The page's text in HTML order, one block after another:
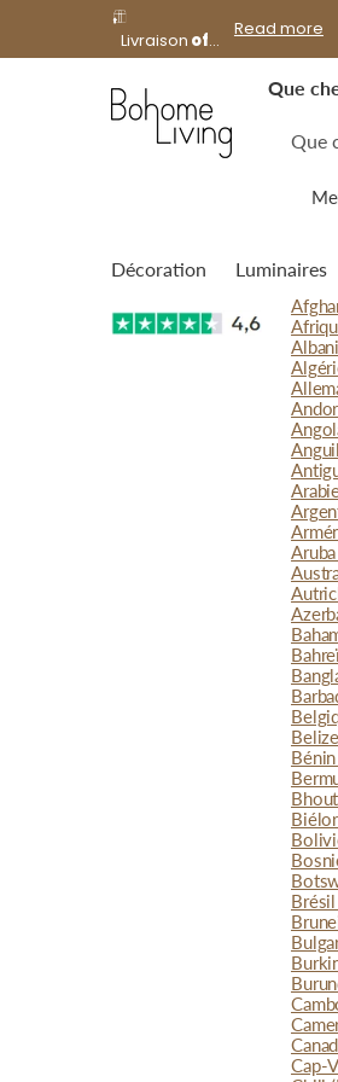
Livraison offerte à
Read more
Que
Décoration Luminaires
Belize
Brésil
Cap-